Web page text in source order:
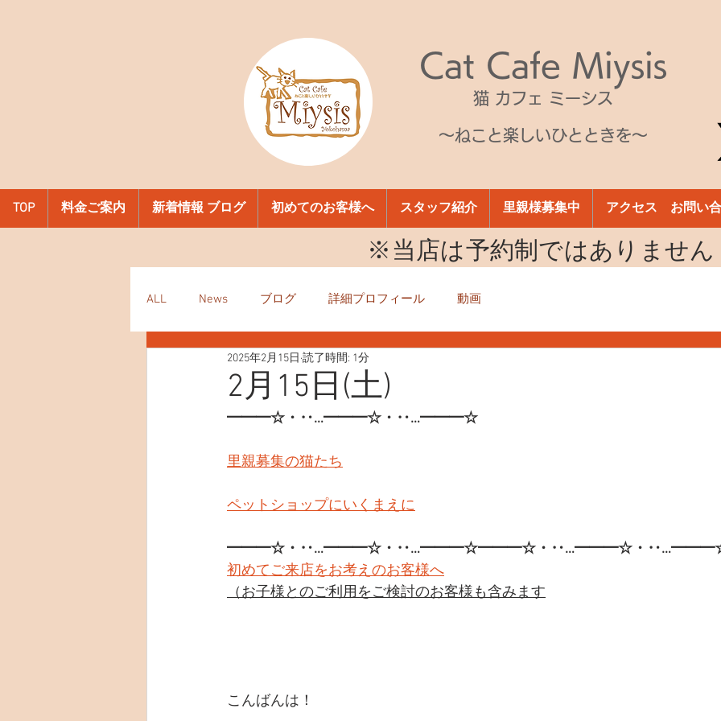
Cat Cafe Miysis
猫 カフェ ミーシス
～ねこと楽しいひとときを～
TOP 料金ご案内 新着情報 ブログ 初めてのお客様へ スタッフ紹介 里親様募集中 アクセス お問い
​※当店は予約制ではありません
ALL News ブログ 詳細プロフィール 動画
2月15日(土)
2025年2月15日 読了時間: 1分
━━━☆・‥…━━━☆・‥…━━━☆
里親募集の猫たち
ペットショップにいくまえに
━━━☆・‥…━━━☆・‥…━━━☆━━━☆・‥…━━━☆・
初めてご来店をお考えのお客様へ
（お子様とのご利用をご検討のお客様も含みます
こんばんは！